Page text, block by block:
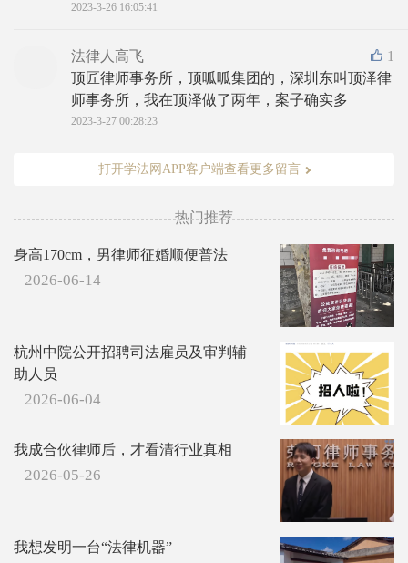
2023-3-26 16:05:41
1
法律人高飞
顶匠律师事务所，顶呱呱集团的，深圳东叫顶泽律
师事务所，我在顶泽做了两年，案子确实多
2023-3-27 00:28:23
打开学法网APP客户端查看更多留言
热门推荐
身高170cm，男律师征婚顺便普法
2026-06-14
杭州中院公开招聘司法雇员及审判辅
助人员
2026-06-04
我成合伙律师后，才看清行业真相
2026-05-26
我想发明一台“法律机器”